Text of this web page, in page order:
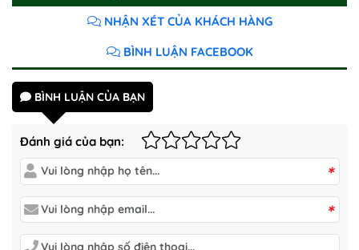
NHẬN XÉT CỦA KHÁCH HÀNG
BÌNH LUẬN FACEBOOK
BÌNH LUẬN CỦA BẠN
Đánh giá của bạn:
*
*